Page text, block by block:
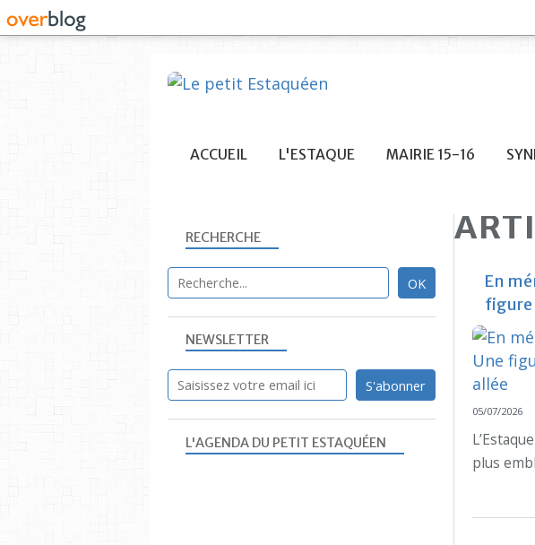
ACCUEIL L'ESTAQUE MAIRIE 15-16
En
figure
05/07/2026
plus
NEWSLETTER
RECHERCHE
L'AGENDA DU PETIT ESTAQUÉEN